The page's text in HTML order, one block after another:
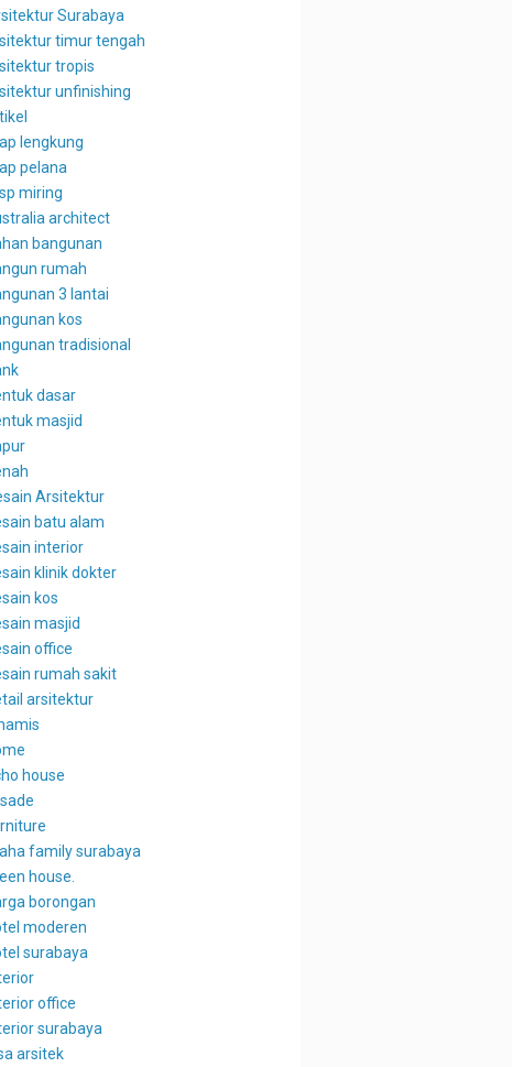
Surabaya
timur tengah
tropis
unfinishing
lengkung
pelana
miring
architect
bangunan
rumah
3 lantai
kos
tradisional
dasar
masjid
Arsitektur
batu alam
interior
klinik dokter
kos
masjid
office
rumah sakit
arsitektur
house
family surabaya
house.
borongan
moderen
surabaya
office
surabaya
arsitek